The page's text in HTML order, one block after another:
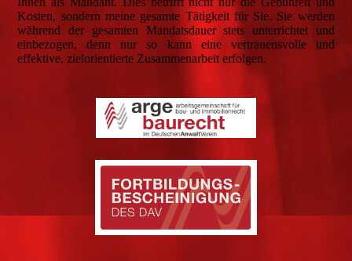
Kosten, sondern meine gesamte Tätigkeit für Sie. Sie werden
während der gesamten Mandatsdauer stets unterrichtet und
einbezogen, denn nur so kann eine vertrauensvolle und
effektive, zielorientierte Zusammenarbeit erfolgen.